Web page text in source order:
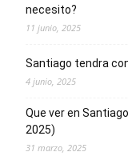
necesito?
11 junio, 2025
Santiago tendra
4 junio, 2025
Que ver en
2025)
31 marzo, 2025